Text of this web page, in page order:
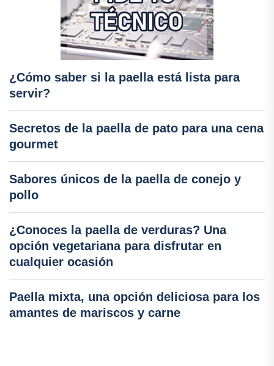
¿Cómo saber si la paella está lista para
servir?
Secretos de la paella de pato para una cena
gourmet
Sabores únicos de la paella de conejo y
pollo
¿Conoces la paella de verduras? Una
opción vegetariana para disfrutar en
cualquier ocasión
Paella mixta, una opción deliciosa para los
amantes de mariscos y carne